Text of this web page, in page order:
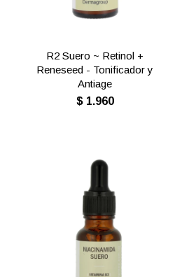
R2 Suero ~ Retinol +
Reneseed - Tonificador y
Antiage
$ 1.960